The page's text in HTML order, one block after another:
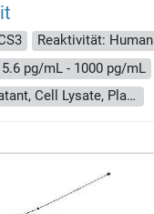
Reaktivität: Human
pg/mL - 1000 pg/mL
Cell Culture Supernatant, Cell Lysate, Plasma, Serum, Tissue Homogenate